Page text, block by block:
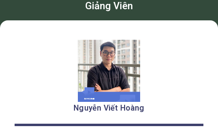
*Một sản phẩm quảng cáo có ứng dụng kiến thức
VFX trong khóa học mà đội ngũ giảng viên tại
Keyframe đã cùng nhau thực hiện.
Khoá Học phù hợp phù hợp với những ai?
Giảng Viên
Nguyễn Viết Hoàng